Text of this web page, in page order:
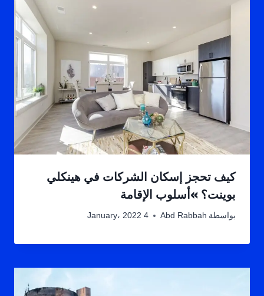
كيف تحجز إسكان الشركات في هينكلي
بوينت؟ »أسلوب الإقامة
بواسطة Abd Rabbah 4 January، 2022